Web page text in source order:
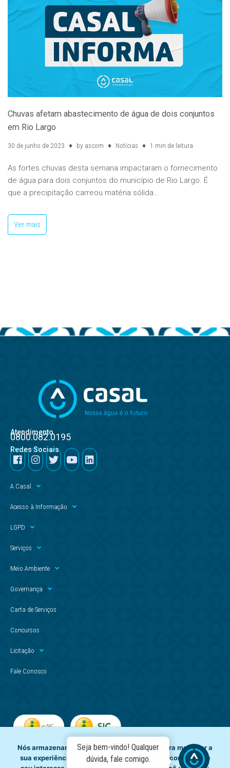
Chuvas afetam abastecimento de água de dois conjuntos
em Rio Largo
30 de junho de 2023 by ascom Notícias 1 min de leitura
As fortes chuvas desta semana impactaram o fornecimento
de água para dois conjuntos do município de Rio Largo. É
que a precipitação carreou matéria sólida…
Ver mais
Atendimento
0800.082.0195
Redes Sociais
A Casal
Acesso à Informação
LGPD
Serviços
Meio Ambiente
Governança
Carta de Serviços
Concursos
Licitação
Fale Conosco
Nós armazenamos dados temporariamente para melhorar a
sua experiência de navegação e recomendar conteúdo de
Seja bem-vindo! Qualquer
dúvida, fale comigo.